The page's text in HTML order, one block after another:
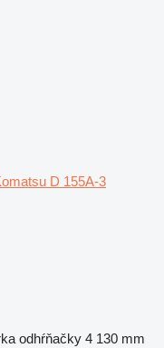
D 155A-3
odhŕňačky 4 130 mm